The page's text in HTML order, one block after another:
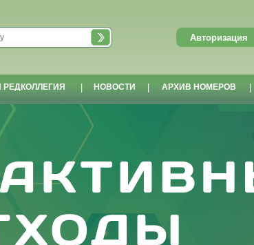
НОВОСТИ АРХИВ НОМЕРОВ